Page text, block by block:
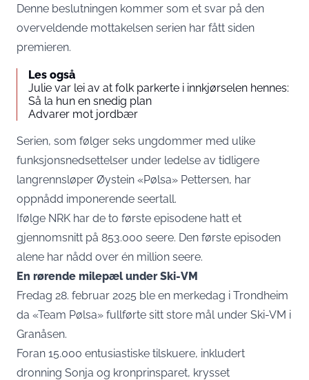
Denne beslutningen kommer som et svar på den
overveldende mottakelsen serien har fått siden
premieren.
Les også
Julie var lei av at folk parkerte i innkjørselen hennes:
Så la hun en snedig plan
Advarer mot jordbær
Serien, som følger seks ungdommer med ulike
funksjonsnedsettelser under ledelse av tidligere
langrennsløper Øystein «Pølsa» Pettersen, har
oppnådd imponerende seertall.
Ifølge NRK har de to første episodene hatt et
gjennomsnitt på 853.000 seere. Den første episoden
alene har nådd over én million seere.
En rørende milepæl under Ski-VM
Fredag 28. februar 2025 ble en merkedag i Trondheim
da «Team Pølsa» fullførte sitt store mål under Ski-VM i
Granåsen.
Foran 15.000 entusiastiske tilskuere, inkludert
dronning Sonja og kronprinsparet, krysset